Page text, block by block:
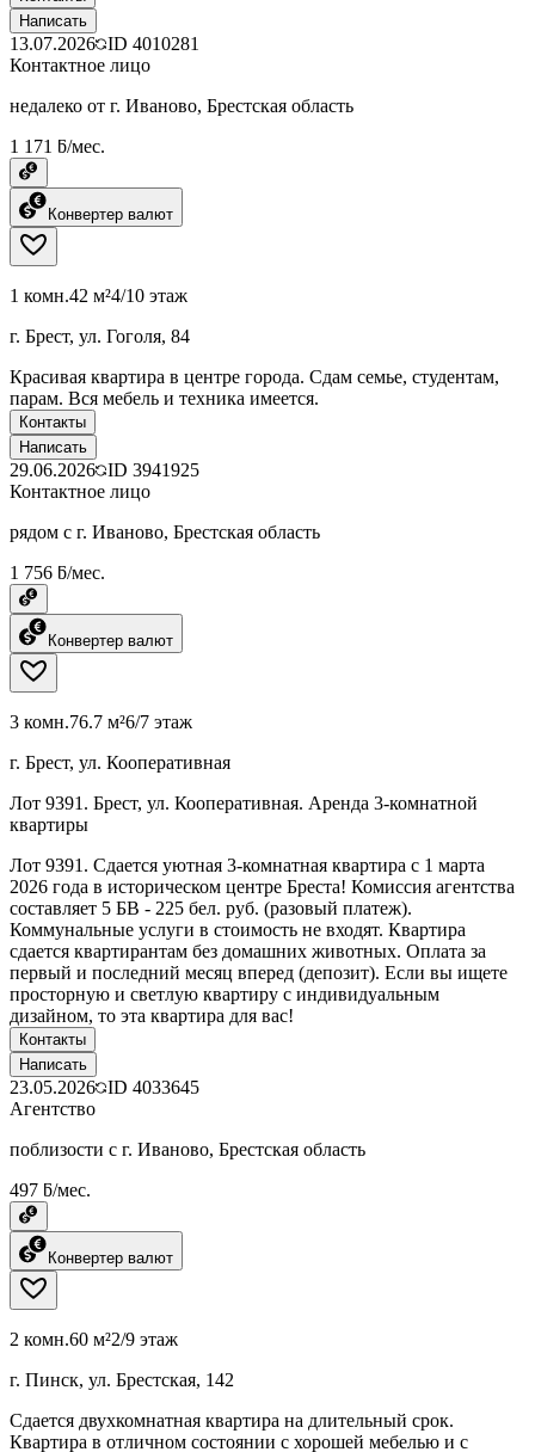
Написать
13.07.2026 ID 4010281
Контактное лицо
недалеко от г. Иваново, Брестская область
1 171 ƃ/мес.
Конвертер валют
1 комн.42 м²4/10 этаж
г. Брест, ул. Гоголя, 84
Красивая квартира в центре города. Сдам семье, студентам,
парам. Вся мебель и техника имеется.
Контакты
Написать
29.06.2026 ID 3941925
Контактное лицо
рядом с г. Иваново, Брестская область
1 756 ƃ/мес.
Конвертер валют
3 комн.76.7 м²6/7 этаж
г. Брест, ул. Кооперативная
Лот 9391. Брест, ул. Кооперативная. Аренда 3-комнатной
квартиры
Лот 9391. Сдается уютная 3-комнатная квартира с 1 марта
2026 года в историческом центре Бреста! Комиссия агентства
составляет 5 БВ - 225 бел. руб. (разовый платеж).
Коммунальные услуги в стоимость не входят. Квартира
сдается квартирантам без домашних животных. Оплата за
первый и последний месяц вперед (депозит). Если вы ищете
просторную и светлую квартиру с индивидуальным
дизайном, то эта квартира для вас!
Контакты
Написать
23.05.2026 ID 4033645
Агентство
поблизости с г. Иваново, Брестская область
497 ƃ/мес.
Конвертер валют
2 комн.60 м²2/9 этаж
г. Пинск, ул. Брестская, 142
Сдается двухкомнатная квартира на длительный срок.
Квартира в отличном состоянии с хорошей мебелью и с